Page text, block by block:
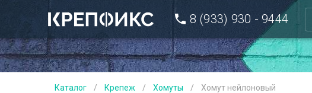
8 (933) 930 - 9444
Каталог / Крепеж / Хомуты / Хомут нейлоновый